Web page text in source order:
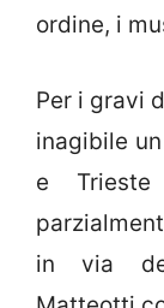
ordine, i
Per i gravi
inagibile
e
in via